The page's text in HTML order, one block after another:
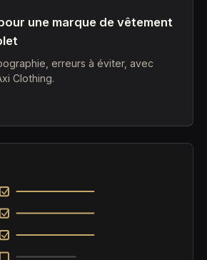
une marque de vêtement
erreurs à éviter, avec
Clothing.